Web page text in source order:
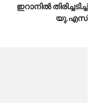
ഇറാനിൽ തിരിച്ചടിച്ച്
യു.എസ്